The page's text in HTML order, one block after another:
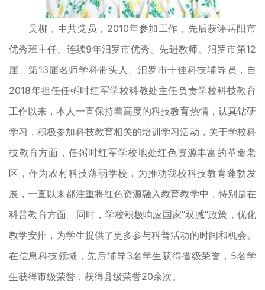
吴柳，中共党员，2010年参加工作，先后获评岳阳市
优秀班主任、连续9年汨罗市优秀、先进教师、汨罗市第12
届、第13届名师学科带头人、汨罗市十佳科技辅导员，自
2018年担任任弼时红军学校科教处主任负责学校科技教育
工作以来，本人一直保持着高度的科技教育热情，认真钻研
学习，积极参加科技教育相关的培训学习活动，关于学校科
技教育方面，任弼时红军学校地处红色资源丰富的革命老
区，作为农村科技薄弱学校，为推动我校科技教育蓬勃发
展，一直以来都注重将红色资源融入教育教学中，特别是在
科普教育方面。同时，学校积极响应国家“双减”政策，优化
教学安排，为学生提供了更多参与科普活动的时间和机会。
在信息科技领域，先后辅导3名学生获得省级荣誉，5名学
生获得市级荣誉，获得县级荣誉20余次。